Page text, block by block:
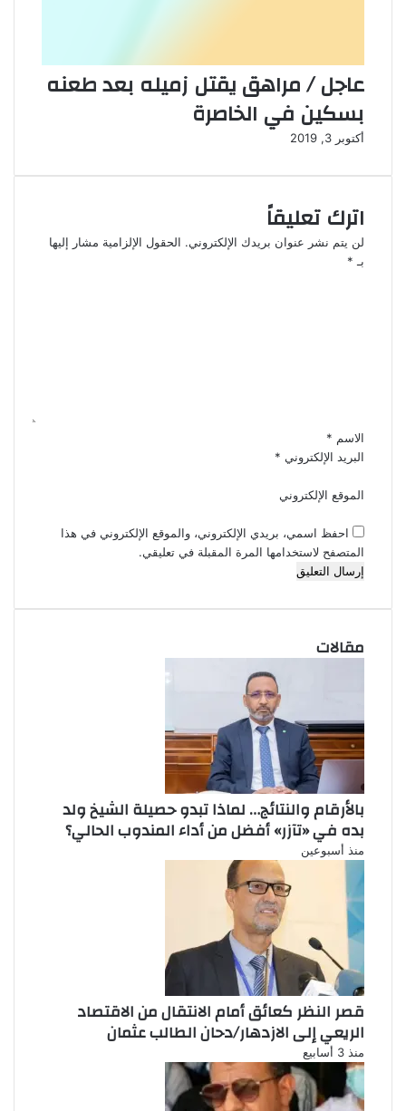
عاجل / مراهق يقتل زميله بعد طعنه
بسكين في الخاصرة
أكتوبر 3, 2019
اترك تعليقاً
لن يتم نشر عنوان بريدك الإلكتروني. الحقول الإلزامية مشار إليها
بـ *
الاسم *
البريد الإلكتروني *
الموقع الإلكتروني
احفظ اسمي، بريدي الإلكتروني، والموقع الإلكتروني في هذا
المتصفح لاستخدامها المرة المقبلة في تعليقي.
مقالات
بالأرقام والنتائج… لماذا تبدو حصيلة الشيخ ولد
بده في «تآزر» أفضل من أداء المندوب الحالي؟
منذ أسبوعين
قصر النظر كعائق أمام الانتقال من الاقتصاد
الريعي إلى الازدهار/دحان الطالب عثمان
منذ 3 أسابيع